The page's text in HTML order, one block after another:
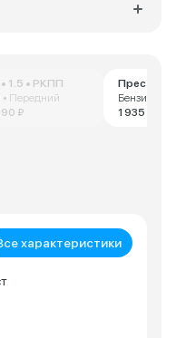
1.5 • РКПП
• Передний
₽
Престиж
Бензин •
1 935 870
характеристики